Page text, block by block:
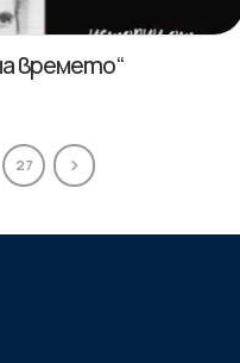
времето“
27